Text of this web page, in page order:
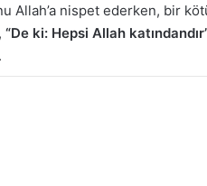
Allah’a nispet ederken, bir
“De ki: Hepsi Allah